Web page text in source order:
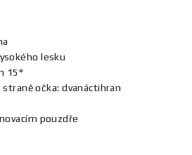
lesku
15°
očka: dvanáctihran
pouzdře